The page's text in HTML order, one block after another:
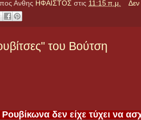
Ανθης ΗΦΑΙΣΤΟΣ στις 11:15 π.μ.
του Βούτση
δεν είχε τύχει να